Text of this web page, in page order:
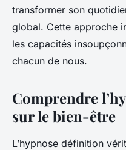
transformer son
global. Cette approche
les capacités
chacun de nous.
Comprendre
sur le bien-être
L’hypnose définition